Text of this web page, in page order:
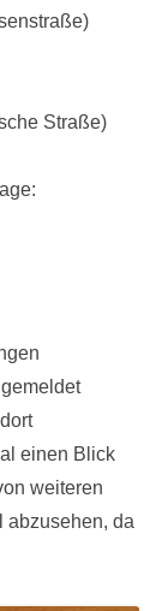
Straße)
einen Blick
weiteren
abzusehen, da